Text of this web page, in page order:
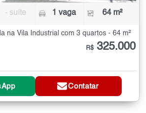
- suíte 1 vaga 64 m²
na Vila Industrial com 3 quartos - 64 m²
R$ 325.000
Contatar